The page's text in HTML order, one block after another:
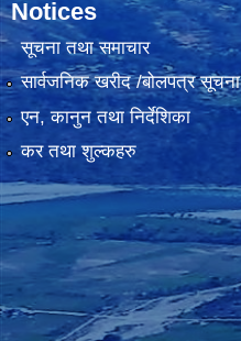
Notices
सूचना तथा समाचार
सार्वजनिक खरीद /बोलपत्र सूचना
एन, कानुन तथा निर्देशिका
कर तथा शुल्कहरु